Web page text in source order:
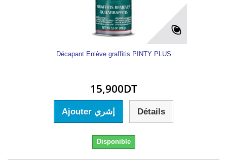
Décapant Enlève graffitis PINTY PLUS
15,900DT
Ajouter إشري Détails
Disponible